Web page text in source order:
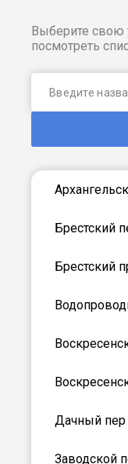
Выберите свою
посмотреть
Брестский
Брестский
Дачный пер
Заводской